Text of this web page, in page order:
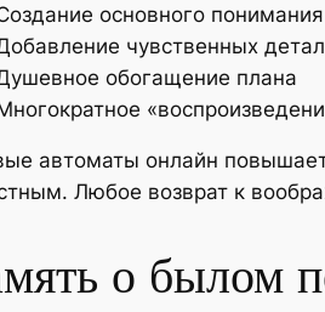
основного
чувственных
обогащение плана
автоматы онлайн
Любое возврат к
о былом